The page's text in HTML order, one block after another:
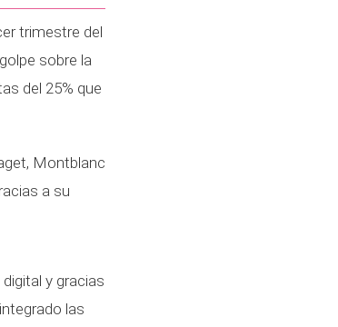
trimestre del
sobre la
del 25% que
Montblanc
a su
y gracias
las